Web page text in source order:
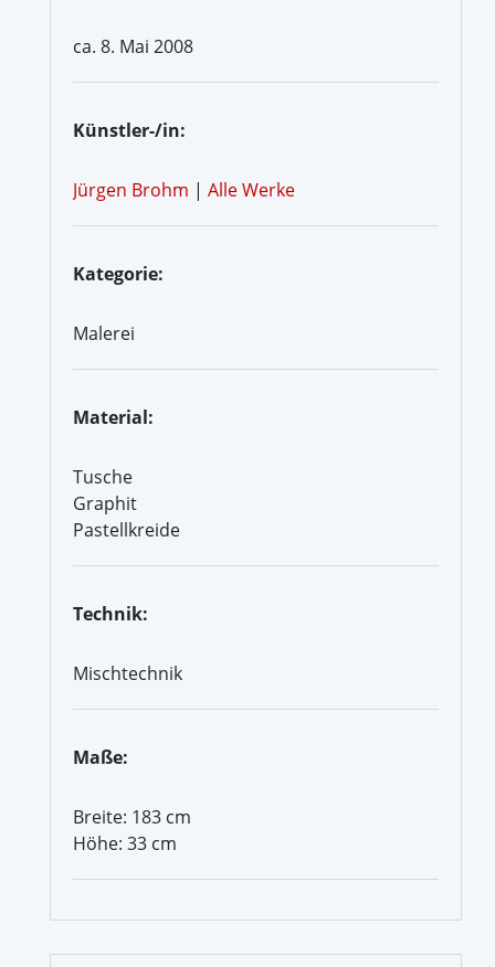
ca. 8. Mai 2008
Künstler-/in:
Jürgen Brohm | Alle Werke
Kategorie:
Malerei
Material:
Tusche
Graphit
Pastellkreide
Technik:
Mischtechnik
Maße:
Breite: 183 cm
Höhe: 33 cm